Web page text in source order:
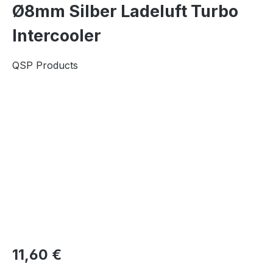
Ø8mm Silber Ladeluft Turbo
Intercooler
QSP Products
11,60 €